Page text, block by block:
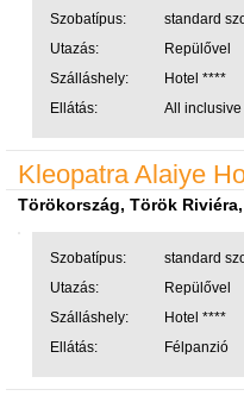
Szobatípus:
standard
Utazás:
Repülővel
Szálláshely:
Hotel ****
Ellátás:
All inclusive
Kleopatra Alaiye
Törökország, Török
Szobatípus:
standard
Utazás:
Repülővel
Szálláshely:
Hotel ****
Ellátás:
Félpanzió